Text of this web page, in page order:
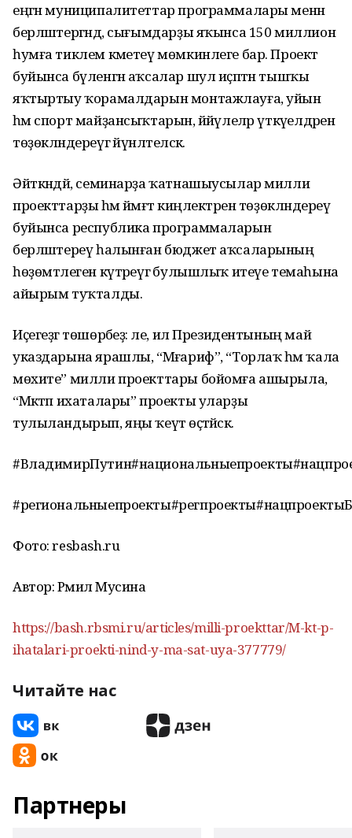
еңгән муниципалитеттар программалары менән
берләштергәндә, сығымдарҙы яҡынса 150 миллион
һумға тиклем кәметеү мөмкинлеге бар. Проект
буйынса бүленгән аҡсалар шул иҫәптән тышҡы
яҡтыртыу ҡорамалдарын монтажлауға, уйын
һәм спорт майҙансыҡтарын, йәйәүлеләр үткәүелдәрен
төҙөкләндереүгә йүнәлтеләсәк.
Әйткәндәй, семинарҙа ҡатнашыусылар милли
проекттарҙы һәм йәмәғәт киңлектәрен төҙөкләндереү
буйынса республика программаларын
берләштереү һалынған бюджет аҡсаларының
һөҙөмтәлеген күтәреүгә булышлыҡ итеүе темаһына
айырым туҡталды.
Иҫегеҙгә төшөрәбеҙ: әле, ил Президентының май
указдарына ярашлы, “Мәғариф”, “Торлаҡ һәм ҡала
мөхите” милли проекттары бойомға ашырыла, ә
“Мәктәп ихаталары” проекты уларҙы
тулыландырып, яңы ҡеүәт өҫтәйәсәк.
Фото: resbash.ru
Автор: Рәмилә Мусина
https://bash.rbsmi.ru/articles/milli-proekttar/M-kt-p-
ihatalari-proekti-nind-y-ma-sat-uya-377779/
Читайте нас
Партнеры